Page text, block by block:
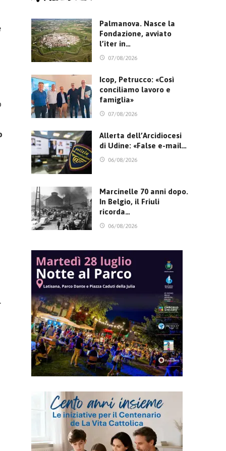
Palmanova. Nasce la
Fondazione, avviato
l’iter in…
07/08/2026
Icop, Petrucco: «Così
conciliamo lavoro e
famiglia»
07/08/2026
Allerta dell’Arcidiocesi
di Udine: «False e-mail…
06/08/2026
Marcinelle 70 anni dopo.
In Belgio, il Friuli
ricorda…
06/08/2026